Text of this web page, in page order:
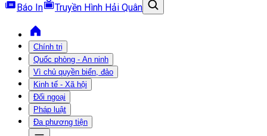
Báo In Truyền Hình Hải Quân
Chính trị
Quốc phòng - An ninh
Vì chủ quyền biển, đảo
Kinh tế - Xã hội
Đối ngoại
Pháp luật
Đa phương tiện